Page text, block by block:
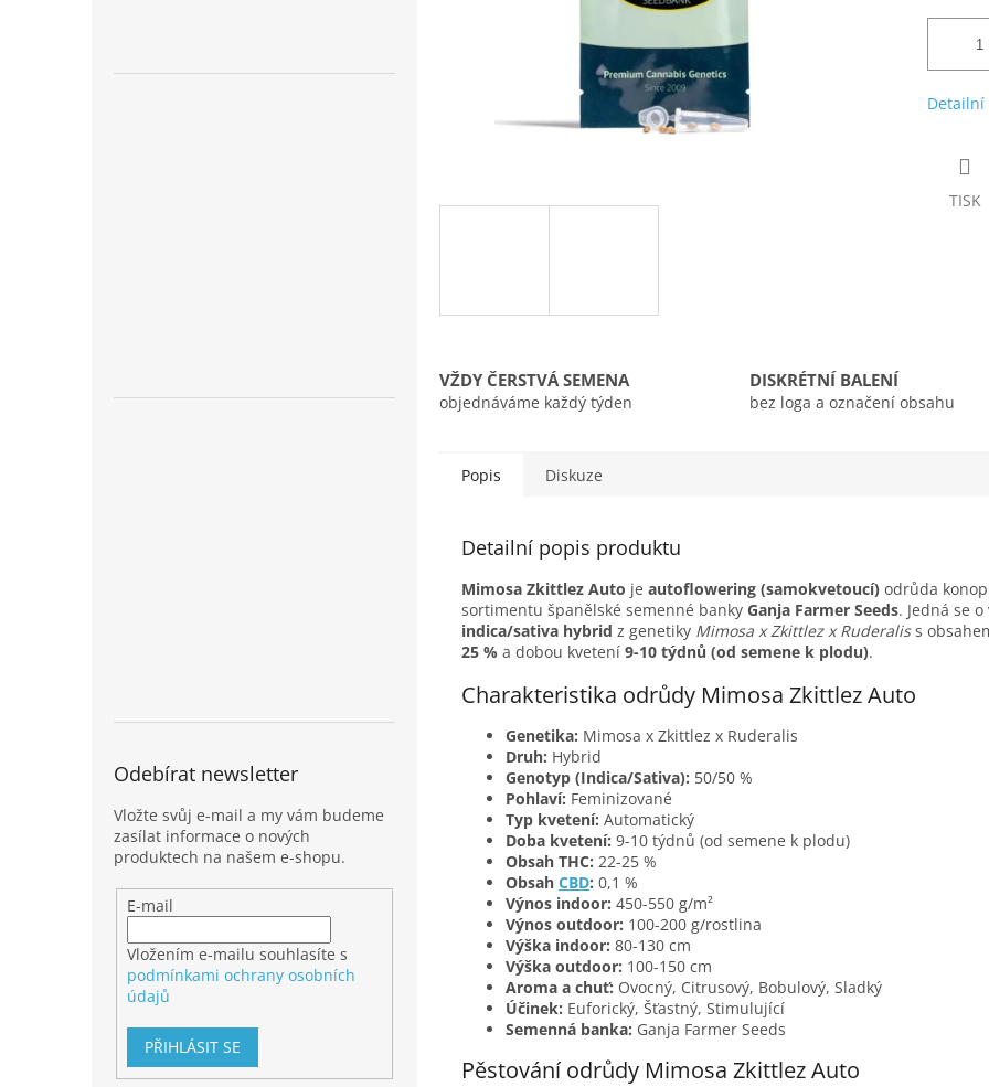
Odebírat newsletter
Vložte svůj e-mail a my vám budeme
zasílat informace o nových
produktech na našem e-shopu.
E-mail
Vložením e-mailu souhlasíte s
podmínkami ochrany osobních
údajů
PŘIHLÁSIT SE
TISK
VŽDY ČERSTVÁ SEMENA
objednáváme každý týden
DISKRÉTNÍ BALENÍ
bez loga a označení obsahu
Popis Diskuze
Detailní popis produktu
Mimosa Zkittlez Auto je autoflowering (samokvetoucí) odrůda
sortimentu španělské semenné banky Ganja Farmer Seeds. Jedná se o
indica/sativa hybrid z genetiky Mimosa x Zkittlez x Ruderaliss
25 % a dobou kvetení 9-10 týdnů (od semene k plodu).
Charakteristika odrůdy Mimosa Zkittlez Auto
Genetika: Mimosa x Zkittlez x Ruderalis
Druh: Hybrid
Genotyp (Indica/Sativa): 50/50 %
Pohlaví: Feminizované
Typ kvetení: Automatický
Doba kvetení: 9-10 týdnů (od semene k plodu)
Obsah THC: 22-25 %
Obsah CBD: 0,1 %
Výnos indoor: 450-550 g/m²
Výnos outdoor: 100-200 g/rostlina
Výška indoor: 80-130 cm
Výška outdoor: 100-150 cm
Aroma a chuť: Ovocný, Citrusový, Bobulový, Sladký
Účinek: Euforický, Šťastný, Stimulující
Semenná banka: Ganja Farmer Seeds
Pěstování odrůdy Mimosa Zkittlez Auto